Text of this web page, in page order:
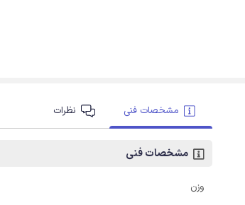
مشخصات فنی نظرات
مشخصات فنی
وزن